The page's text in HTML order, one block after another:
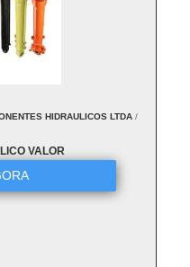
HIDRAULICOS LTDA/
VALOR